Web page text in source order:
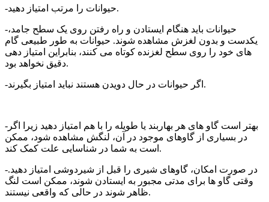
-حیوانات را مرتب امتیاز دهید.
-حیوانات باید هنگام ایستادن و راه رفتن روی یک سطح جامد،
یکدست و بدون لغزش مشاهده شوند. حیوانات به طور طبیعی گام
های خود را روی سطح لغزنده کوتاه می کنند، بنابراین امتیاز دهی
دقیق نخواهد بود.
-اگر حیوانات در حال دویدن هستند نباید امتیاز بگیرند.
-بهتر است گاو های هر بهاربند یا طویله را با هم امتیاز دهید زیرا اگر
در بسیاری از گاوهای موجود در آن، لنگش مشاهده شود، ممکن
است به شما در شناسایی علت کمک کند.
-در صورت امکان، گاوهای شیری را قبل از شیردوشی امتیاز دهید.
وقتی گاو ها برای مدتی مجبور به ایستادن شوند، ممکن است لنگ
ظاهر شوند در حالی که واقعی نیستند.